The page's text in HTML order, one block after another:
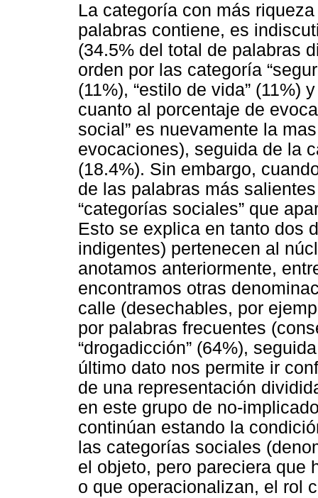
La categoría con más
palabras contiene, es
(34.5% del total de palabras
orden por las categoría
(11%), “estilo de vida” (11%)
cuanto al porcentaje de
social” es nuevamente la
evocaciones), seguida de la
(18.4%). Sin embargo,
de las palabras más
“categorías sociales” que
Esto se explica en tanto dos
indigentes) pertenecen al
anotamos anteriormente,
encontramos otras
calle (desechables, por
por palabras frecuentes
“drogadicción” (64%),
último dato nos permite ir
de una representación
en este grupo de no-
continúan estando la
las categorías sociales
el objeto, pero pareciera que
o que operacionalizan, el rol